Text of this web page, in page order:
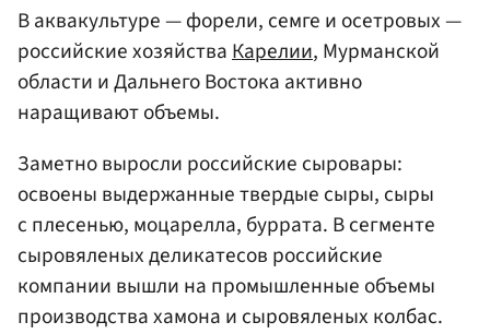
В аквакультуре — форели, семге и осетровых —
российские хозяйстваКарелии, Мурманской
области и Дальнего Востока активно
наращивают объемы.
Заметно выросли российские сыровары:
освоены выдержанные твердые сыры, сыры
с плесенью, моцарелла, буррата. В сегменте
сыровяленых деликатесов российские
компании вышли на промышленные объемы
производства хамона и сыровяленых колбас.